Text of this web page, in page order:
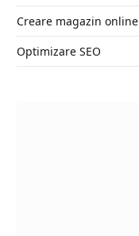
Creare magazin online
Optimizare SEO